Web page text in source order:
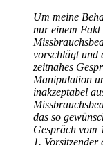
Um meine
nur einem Fakt
vorschlägt und
zeitnahes
Manipulation
inakzeptabel
das so
Gespräch vom
1.